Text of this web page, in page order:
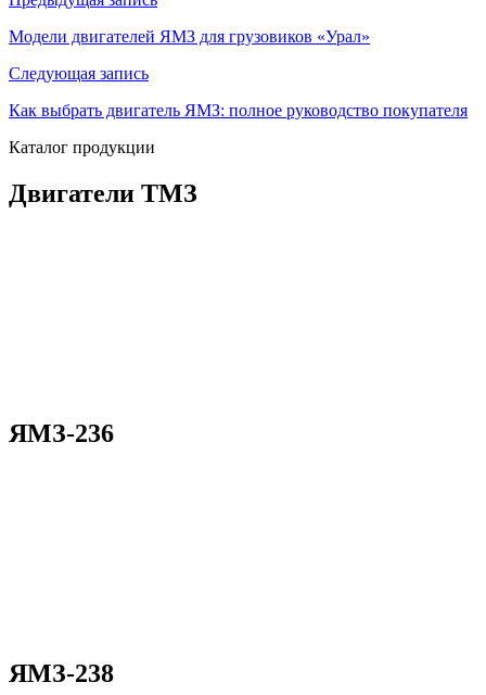
по
записям
Модели двигателей ЯМЗ для грузовиков «Урал»
Следующая запись
Как выбрать двигатель ЯМЗ: полное руководство покупателя
Каталог продукции
Двигатели ТМЗ
ЯМЗ-236
ЯМЗ-238